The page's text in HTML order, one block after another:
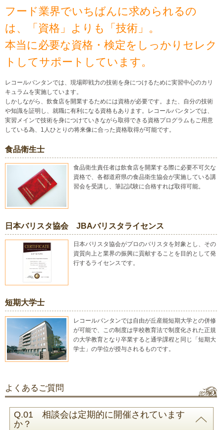
フード業界でいちばんに求められるの
は、「資格」よりも「技術」。
本当に必要な資格・検定をしっかりセレク
トしてサポートしています。
レコールバンタンでは、現場即戦力の技術を身につけるために実習中心のカリ
キュラムを実施しています。
しかしながら、飲食店を開業するためには資格が必要です。また、自分の技術
や知識を証明し、就職に有利になる資格もあります。レコールバンタンでは、
実習メインで技術を身につけていきながら取得できる資格プログラムもご用意
している為、1人ひとりの将来像に合った資格取得が可能です。
食品衛生士
食品衛生責任者は飲食店を開業する際に必要不可欠な
資格で、各都道府県の食品衛生協会が実施している講
習会を受講し、筆記試験に合格すれば取得可能。
日本バリスタ協会 JBAバリスタライセンス
日本バリスタ協会がプロのバリスタを対象とし、その
資質向上と業界の振興に貢献することを目的として発
行するライセンスです。
短期大学士
レコールバンタンでは自由が丘産能短期大学との併修
が可能で、この制度は学校教育法で制度化された正規
の大学教育となり卒業すると通学課程と同じ「短期大
学士」の学位が授与されるものです。
よくあるご質問
Q.01 相談会は定期的に開催されています
か？